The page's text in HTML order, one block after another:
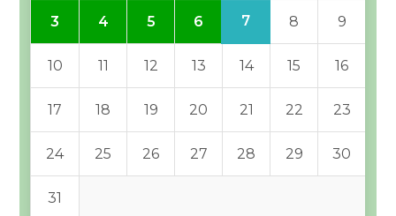
3 4 5 6 7 8 9
10 11 12 13 14 15 16
17 18 19 20 21 22 23
24 25 26 27 28 29 30
31